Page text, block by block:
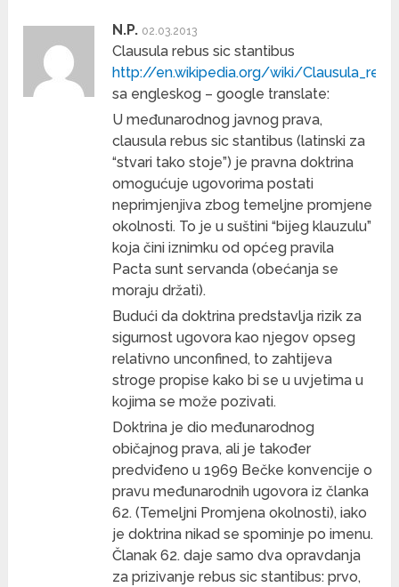
N.P. 02.03.2013
Clausula rebus sic stantibus
http://en.wikipedia.org/wiki/
sa engleskog – google translate:
U međunarodnog javnog prava,
clausula rebus sic stantibus (latinski za
“stvari tako stoje”) je pravna doktrina
omogućuje ugovorima postati
neprimjenjiva zbog temeljne promjene
okolnosti. To je u suštini “bijeg klauzulu”
koja čini iznimku od općeg pravila
Pacta sunt servanda (obećanja se
moraju držati).
Budući da doktrina predstavlja rizik za
sigurnost ugovora kao njegov opseg
relativno unconfined, to zahtijeva
stroge propise kako bi se u uvjetima u
kojima se može pozivati​​.
Doktrina je dio međunarodnog
običajnog prava, ali je također
predviđeno u 1969 Bečke konvencije o
pravu međunarodnih ugovora iz članka
62. (Temeljni Promjena okolnosti), iako
je doktrina nikad se spominje po imenu.
Članak 62. daje samo dva opravdanja
za prizivanje rebus sic stantibus: prvo,